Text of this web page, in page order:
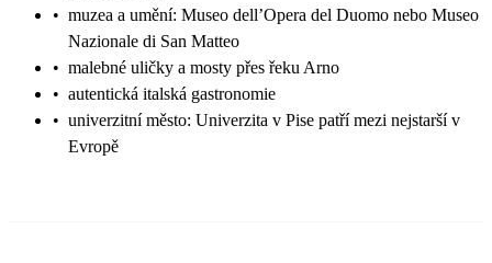
• muzea a umění: Museo dell’Opera del Duomo nebo Museo
Nazionale di San Matteo
• malebné uličky a mosty přes řeku Arno
• autentická italská gastronomie
• univerzitní město: Univerzita v Pise patří mezi nejstarší v
Evropě